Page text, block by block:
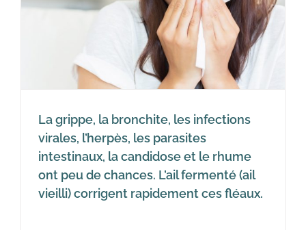
La grippe, la bronchite, les infections
virales, l’herpès, les parasites
intestinaux, la candidose et le rhume
ont peu de chances. L’ail fermenté (ail
vieilli) corrigent rapidement ces fléaux.